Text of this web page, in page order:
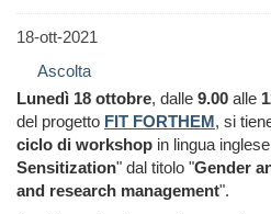
18-ott-2021
Ascolta
Lunedì 18 ottobre, dalle 9.00 alle
del progetto FIT FORTHEM, si
ciclo di workshop in lingua
Sensitization" dal titolo "Gender
and research management".